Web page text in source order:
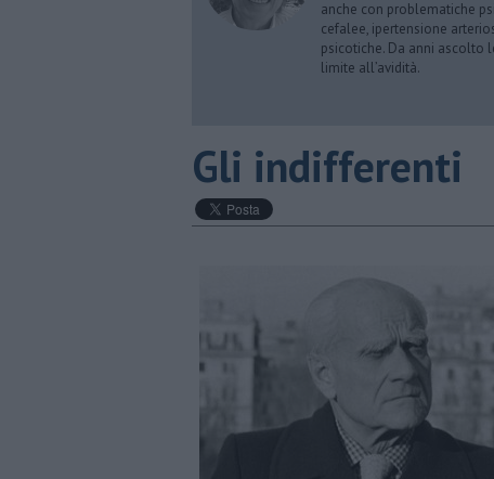
anche con problematiche
cefalee, ipertensione
psicotiche. Da anni ascolto
limite all’avidità.
​Gli indifferenti